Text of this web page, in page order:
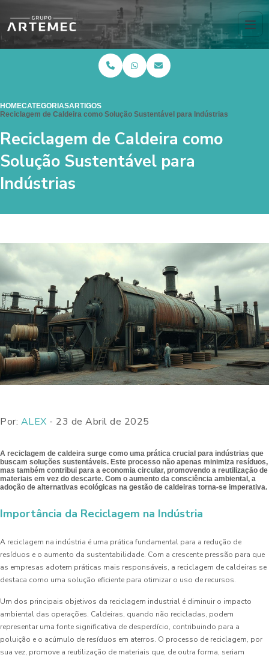
HOMECATEGORIASARTIGOS
Reciclagem de Caldeira como Solução Sustentável para Indústrias
Reciclagem de Caldeira como
Solução Sustentável para
Indústrias
Por: ALEX - 23 de Abril de 2025
A reciclagem de caldeira surge como uma prática crucial para indústrias que
buscam soluções sustentáveis. Este processo não apenas minimiza resíduos,
mas também contribui para a economia circular, promovendo a reutilização de
materiais em vez do descarte. Com o aumento da consciência ambiental, a
adoção de alternativas ecológicas na gestão de caldeiras torna-se imperativa.
Importância da Reciclagem na Indústria
A reciclagem na indústria é uma prática fundamental para a redução de
resíduos e o aumento da sustentabilidade. Com a crescente pressão para que
as empresas adotem práticas mais responsáveis, a reciclagem de caldeiras se
destaca como uma solução eficiente para otimizar o uso de recursos.
Um dos principais objetivos da reciclagem industrial é diminuir o impacto
ambiental das operações. Caldeiras, quando não recicladas, podem
representar uma fonte significativa de desperdício, contribuindo para a
poluição e o acúmulo de resíduos em aterros. O processo de reciclagem, por
sua vez, promove a reutilização de materiais que, de outra forma, seriam